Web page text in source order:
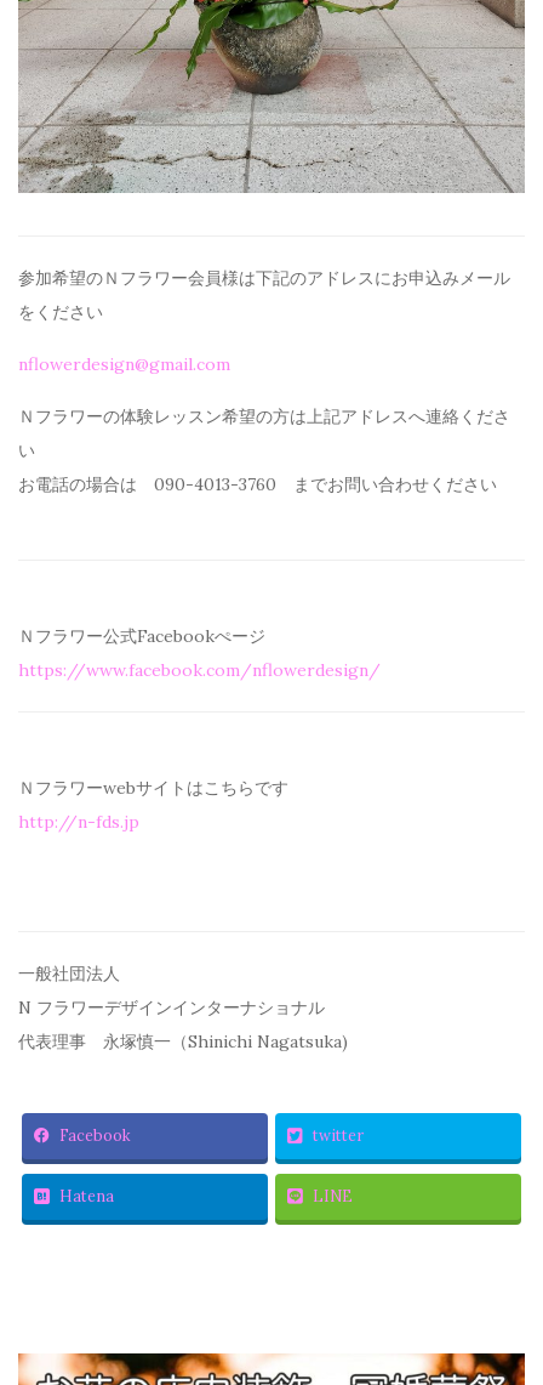
参加希望のＮフラワー会員様は下記のアドレスにお申込みメール
を ください
nflowerdesign@gmail.com
Ｎフラワーの体験レッスン希望の方は上記アドレスへ連絡くださ
い
お電話の場合は 090-4013-3760 までお問い合わせください
Ｎフラワー公式Facebookぺージ
https://www.facebook.com/nflowerdesign/
Ｎフラワーwebサイトはこちらです
http://n-fds.jp
一般社団法人
N フラワーデザインインターナショナル
代表理事 永塚慎一（Shinichi Nagatsuka)
Facebook twitter
Hatena LINE